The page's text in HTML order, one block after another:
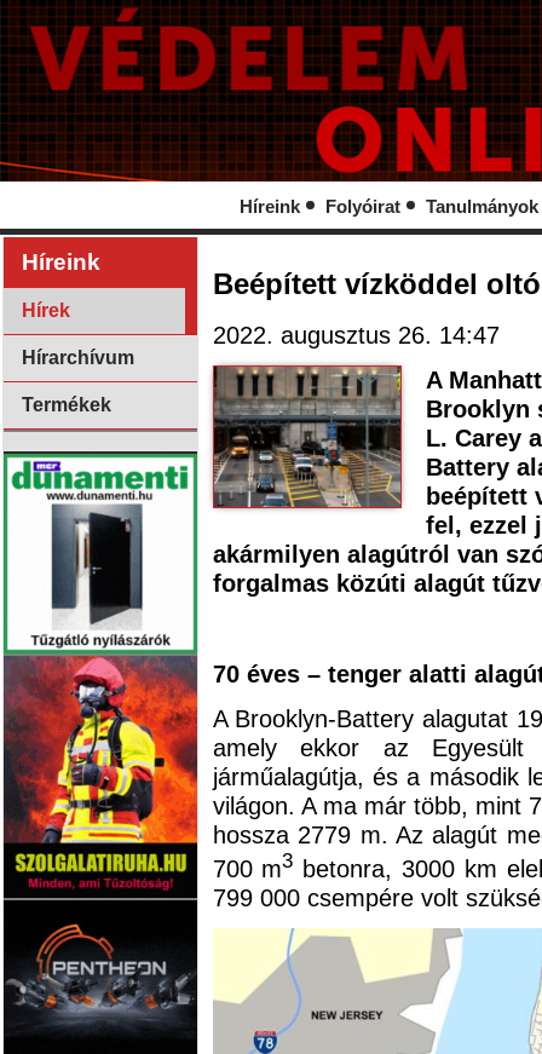
Híreink Folyóirat Tanulmányok
Híreink
Hírek
Hírarchívum
Termékek
Beépített vízköddel
2022. augusztus 26. 14:47
A
Brooklyn
L. Carey
Battery
beépített
fel, ezzel
akármilyen alagútról van
forgalmas közúti alagút
70 éves – tenger alatti
A Brooklyn-Battery alagutat
amely ekkor az Egyesült
járműalagútja, és a második
világon. A ma már több, mint
hossza 2779 m. Az alagút
700 m3 betonra, 3000 km
799 000 csempére volt